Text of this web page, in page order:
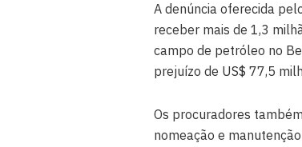
A denúncia oferecida
receber mais de 1,3
campo de petróleo no
prejuízo de US$ 77,5
Os procuradores
nomeação e